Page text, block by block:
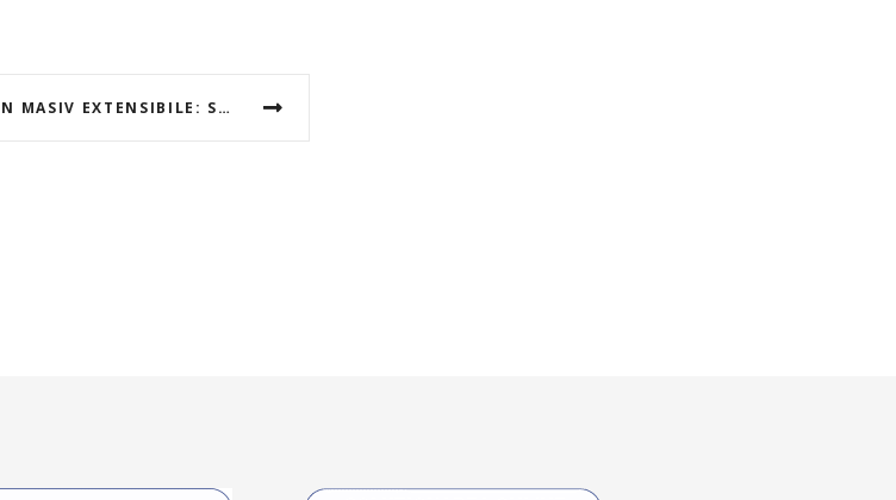
MESE DIN LEMN MASIV EXTENSIBILE: SOLUTIA IDEALA PENTRU SPATII MICI SAU OCAZII SPECIALE